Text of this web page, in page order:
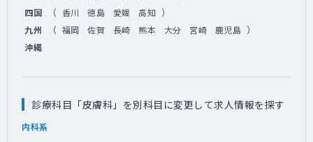
四国 （ 香川 徳島 愛媛 高知 ）
九州 （ 福岡 佐賀 長崎 熊本 大分 宮崎 鹿児島 ）
沖縄
診療科目「皮膚科」を別科目に変更して求人情報を探す
内科系